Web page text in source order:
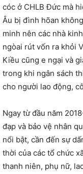
cóc ở CHLB Đức mà
Âu bị đình hõan
minh nên các nhà
ngòai rút vốn ra khỏi
Kiều cũng e ngại và
trong khi ngân sách
cho người lao động,
Ngay từ đầu năm
đạp và bảo vệ nhân
nổi bật, cần đến sự
thời của các tổ chức
thanh niên, phụ nữ,